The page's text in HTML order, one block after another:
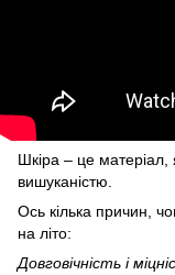
Шкіра – це матеріал,
вишуканістю.
Ось кілька причин,
на літо:
Довговічність і